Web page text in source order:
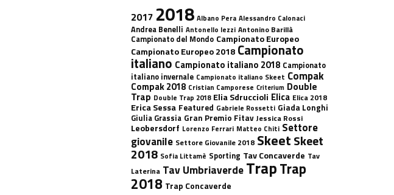
2017 2018 Albano Pera Alessandro Calonaci
Andrea Benelli Antonello Iezzi Antonino Barillà
Campionato del Mondo Campionato Europeo
Campionato Europeo 2018 Campionato
italiano Campionato italiano 2018 Campionato
italiano invernale Campionato italiano Skeet Compak
Compak 2018 Cristian Camporese Criterium Double
Trap Double Trap 2018 Elia Sdruccioli Elica Elica 2018
Erica Sessa Featured Gabriele Rossetti Giada Longhi
Giulia Grassia Gran Premio Fitav Jessica Rossi
Leobersdorf Lorenzo Ferrari Matteo Chiti Settore
giovanile Settore Giovanile 2018 SkeetSkeet
2018 Sofia Littamè Sporting Tav Concaverde Tav
Laterina Tav UmbriaverdeTrapTrap
2018 Trap Concaverde